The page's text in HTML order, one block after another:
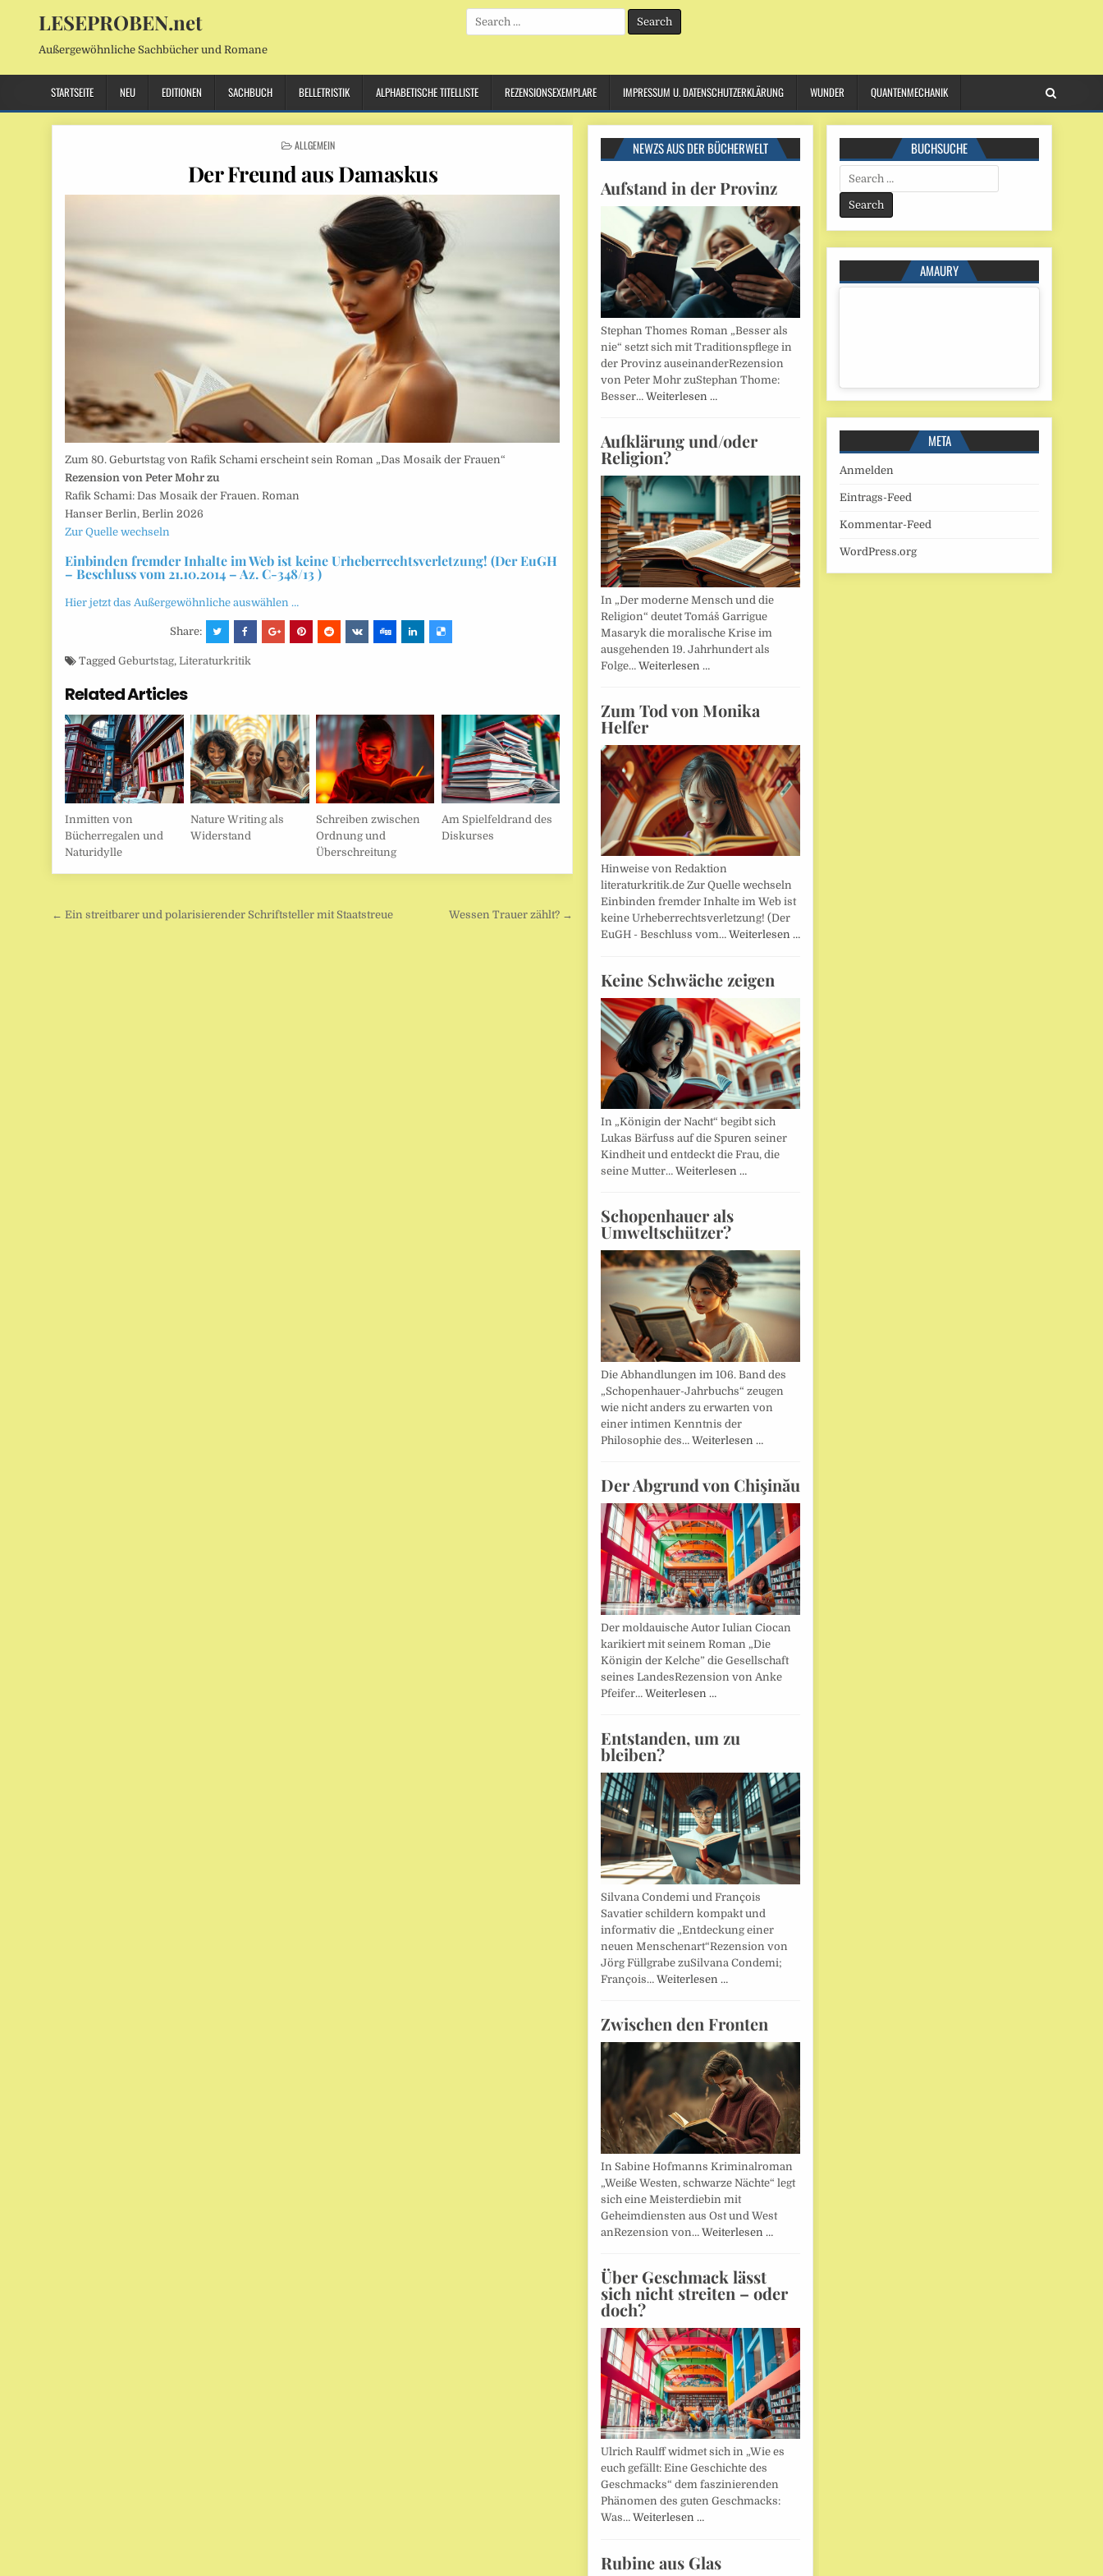
LESEPROBEN.net
Außergewöhnliche Sachbücher und Romane
Search
for:
STARTSEITE NEU EDITIONEN SACHBUCH BELLETRISTIK ALPHABETISCHE TITELLISTE REZENSIONSEXEMPLARE IMPRESSUM U. DATENSCHUTZERKLÄRUNG WUNDER QUANTENMECHANIK
POSTED
ALLGEMEIN
Der Freund aus Damaskus
Zum 80. Geburtstag von Rafik Schami erscheint sein Roman „Das Mosaik der Frauen“
Rezension von Peter Mohr zu
Rafik Schami: Das Mosaik der Frauen. Roman
Hanser Berlin, Berlin 2026
Zur Quelle wechseln
Einbinden fremder Inhalte im Web ist keine Urheberrechtsverletzung! (Der EuGH
– Beschluss vom 21.10.2014 – Az. C-348/13 )
Hier jetzt das Außergewöhnliche auswählen …
Share:
TaggedGeburtstag,Literaturkritik
Related Articles
Inmitten von
Bücherregalen und
Naturidylle
Nature Writing als
Widerstand
Schreiben zwischen
Ordnung und
Überschreitung
Am Spielfeldrand des
Diskurses
Beitragsnavigation
← Ein streitbarer und polarisierender Schriftsteller mit Staatstreue Wessen Trauer zählt? →
NEWZS AUS DER BÜCHERWELT
Aufstand in der Provinz
Stephan Thomes Roman „Besser als
nie“ setzt sich mit Traditionspflege in
der Provinz auseinanderRezension
von Peter Mohr zuStephan Thome:
Besser… Weiterlesen …
Aufklärung und/oder
Religion?
In „Der moderne Mensch und die
Religion“ deutet Tomáš Garrigue
Masaryk die moralische Krise im
ausgehenden 19. Jahrhundert als
Folge… Weiterlesen …
Zum Tod von Monika
Helfer
Hinweise von Redaktion
literaturkritik.de Zur Quelle wechseln
Einbinden fremder Inhalte im Web ist
keine Urheberrechtsverletzung! (Der
EuGH - Beschluss vom… Weiterlesen …
Keine Schwäche zeigen
In „Königin der Nacht“ begibt sich
Lukas Bärfuss auf die Spuren seiner
Kindheit und entdeckt die Frau, die
seine Mutter… Weiterlesen …
Schopenhauer als
Umweltschützer?
Die Abhandlungen im 106. Band des
„Schopenhauer-Jahrbuchs“ zeugen
wie nicht anders zu erwarten von
einer intimen Kenntnis der
Philosophie des… Weiterlesen …
Der Abgrund von Chişinău
Der moldauische Autor Iulian Ciocan
karikiert mit seinem Roman „Die
Königin der Kelche” die Gesellschaft
seines LandesRezension von Anke
Pfeifer… Weiterlesen …
Entstanden, um zu
bleiben?
Silvana Condemi und François
Savatier schildern kompakt und
informativ die „Entdeckung einer
neuen Menschenart“Rezension von
Jörg Füllgrabe zuSilvana Condemi;
François… Weiterlesen …
Zwischen den Fronten
In Sabine Hofmanns Kriminalroman
„Weiße Westen, schwarze Nächte“ legt
sich eine Meisterdiebin mit
Geheimdiensten aus Ost und West
anRezension von… Weiterlesen …
Über Geschmack lässt
sich nicht streiten – oder
doch?
Ulrich Raulff widmet sich in „Wie es
euch gefällt: Eine Geschichte des
Geschmacks“ dem faszinierenden
Phänomen des guten Geschmacks:
Was… Weiterlesen …
Rubine aus Glas
BUCHSUCHE
Search
for:
AMAURY
META
Anmelden
Eintrags-Feed
Kommentar-Feed
WordPress.org